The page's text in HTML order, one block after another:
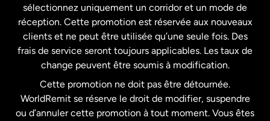
États-Unis English
États-Unis Español
France
sélectionnez uniquement un corridor et un mode de
réception. Cette promotion est réservée aux nouveaux
clients et ne peut être utilisée qu’une seule fois. Des
frais de service seront toujours applicables. Les taux de
change peuvent être soumis à modification.
Cette promotion ne doit pas être détournée.
WorldRemit se réserve le droit de modifier, suspendre
ou d’annuler cette promotion à tout moment. Vous êtes